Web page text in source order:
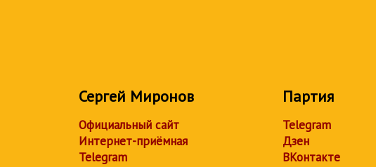
Сергей Миронов
Официальный сайт
Интернет-приёмная
Telegram
Партия
Telegram
Дзен
ВКонтакте